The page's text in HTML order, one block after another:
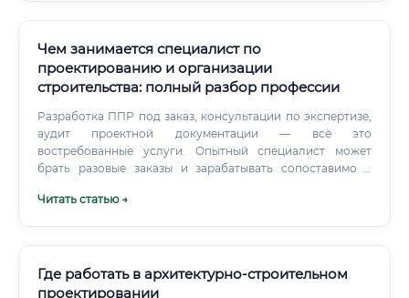
Чем занимается специалист по
проектированию и организации
строительства: полный разбор профессии
Разработка ППР под заказ, консультации по экспертизе,
аудит проектной документации — всё это
востребованные услуги. Опытный специалист может
брать разовые заказы и зарабатывать сопоставимо с
Читать статью →
Где работать в архитектурно-строительном
проектировании